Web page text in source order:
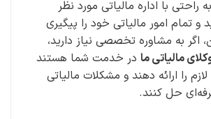
با اداره مالیاتی مورد نظر
و تمام امور مالیاتی خود را پیگیری
اگر به مشاوره تخصصی نیاز دارید،
مالیاتی ما در خدمت شما هستند
را ارائه دهند و مشکلات مالیاتی
حل کنند.